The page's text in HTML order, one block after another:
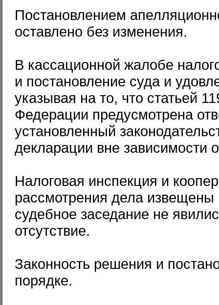
Постановлением
оставлено без изменения.
В кассационной жалобе
и постановление суда и
указывая на то, что статьей
Федерации предусмотрена
установленный
декларации вне зависимости
Налоговая инспекция и
рассмотрения дела
судебное заседание не
отсутствие.
Законность решения и
порядке.